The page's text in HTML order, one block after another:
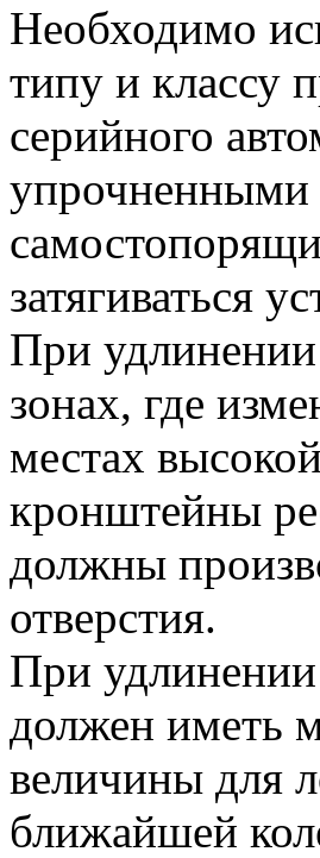
Необходимо
типу и классу
серийного
упрочненными
затягиваться
При удлинении
зонах, где
местах
кронштейны
должны
отверстия.
При
должен иметь
величины для
ближайшей